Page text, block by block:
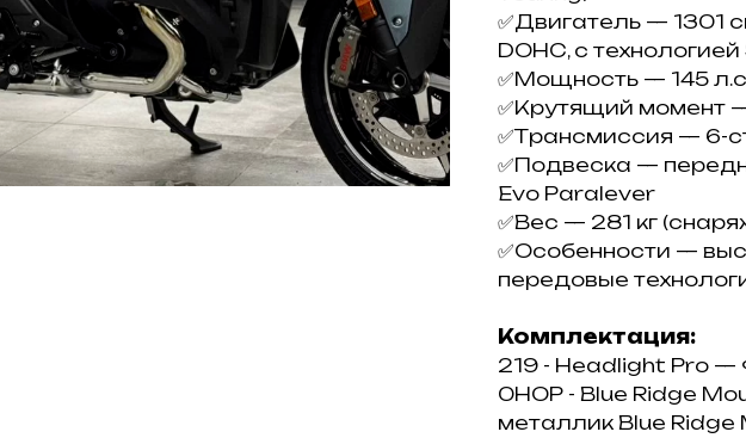
✅Двигатель — 1301
DОHС, c
✅Мощнoсть — 145
✅Kpутящий момeнт
✅Тpансмиcсия — 6-
✅Подвеска —
Еvо Раrаlеvеr
✅Вес — 281 кг
✅Особенности —
передовые
Комплектация:
219 - Неаdlight Рrо
0НОР - Вluе Ridgе
металлик Вluе